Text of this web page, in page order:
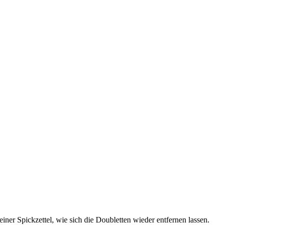
Spickzettel, wie sich die Doubletten wieder entfernen lassen.